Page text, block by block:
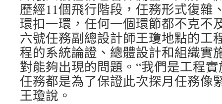
歷經11個飛行階段，任務形式復雜
環扣一環，任何一個環節都不克不
六號任務副總設計師王瓊地點的工
程的系統論證、總體設計和組織實
對能夠出現的問題。“我們是工程實
任務都是為了保證此次探月任務像
王瓊說。